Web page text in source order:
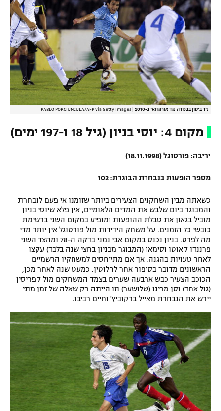
ניר ביטון בבכורה נגד אורוגוואי ב-2010 PABLO PORCIUNCULA/AFP via Getty Images
מקום 4: יוסי בניון (גיל 18 ו-197 ימים)
יריבה: פורטוגל (18.11.1998)
מספר הופעות בנבחרת הבוגרת: 102
כשאתה מבין השחקנים הצעירים ביותר שזומנו אי פעם לנבחרת
והמבוגר ביום שלבש את המדים הלאומיים, אין פלא שיוסי בניון
מוביל בגאון את טבלת ההופעות ומופיע במקום השני ברשימת
כובשי כל הזמנים. על משחק הידידות מול פורטוגל אין יותר מדי
מה לפרט. בניון נכנס במקום אבי נמני בדקה ה-78 ומהצד השני
פרננדו קאוטו וסימאו (המבוגר מבניון בחצי שנה בלבד) עקצו
לאחר טעויות בהגנה, אך אם מתייחסים למשחקיו הרשמיים
הראשונים מדובר בסיפור אחר לחלוטין. כמעט שנה לאחר מכן,
הכוכב הצעיר כבש ארבעה שערים בצמד המשחקים מול קפריסין
(גול אחד) וסן מרינו (שלושער) וזו הייתה רק שאלה של זמן מתי
יירש את הנבחרת מאייל ברקוביץ' וחיים רביבו.